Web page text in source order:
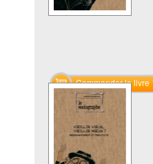
Commander le livre